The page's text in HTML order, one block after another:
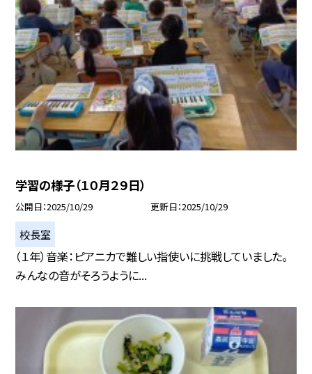
学習の様子（１０月２９日）
公開日 2025/10/29 更新日 2025/10/29
校長室
（１年）音楽：ピアニカで難しい指使いに挑戦していました。
みんなの音がそろうように...